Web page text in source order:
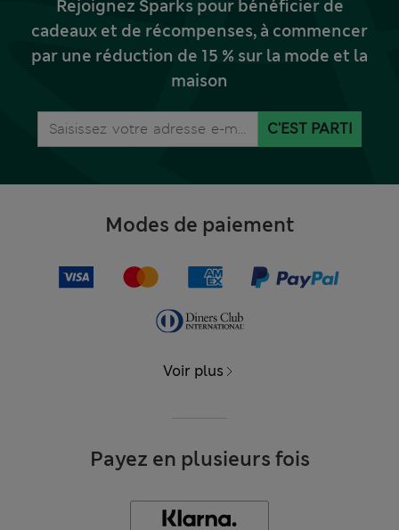
Rejoignez Sparks pour bénéficier de
cadeaux et de récompenses, à commencer
par une réduction de 15 % sur la mode et la
maison
C'EST PARTI
Modes de paiement
Voir plus
Payez en plusieurs fois